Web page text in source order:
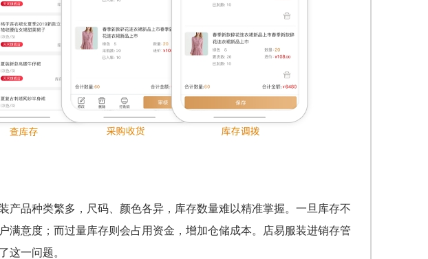
产品种类繁多，尺码、颜色各异，库存数量难以精准掌握。一旦库存不
满意度；而过量库存则会占用资金，增加仓储成本。店易服装进销存管
这一问题。